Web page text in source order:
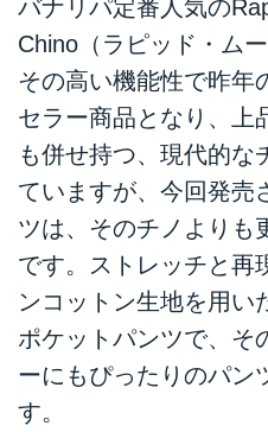
バナリパ定番人気の
Chino（ラピッド・ム
その高い機能性で昨年
セラー商品となり、上
も併せ持つ、現代的な
ていますが、今回発売
ツは、そのチノよりも
です。ストレッチと再
ンコットン生地を用い
ポケットパンツで、そ
ーにもぴったりのパン
す。